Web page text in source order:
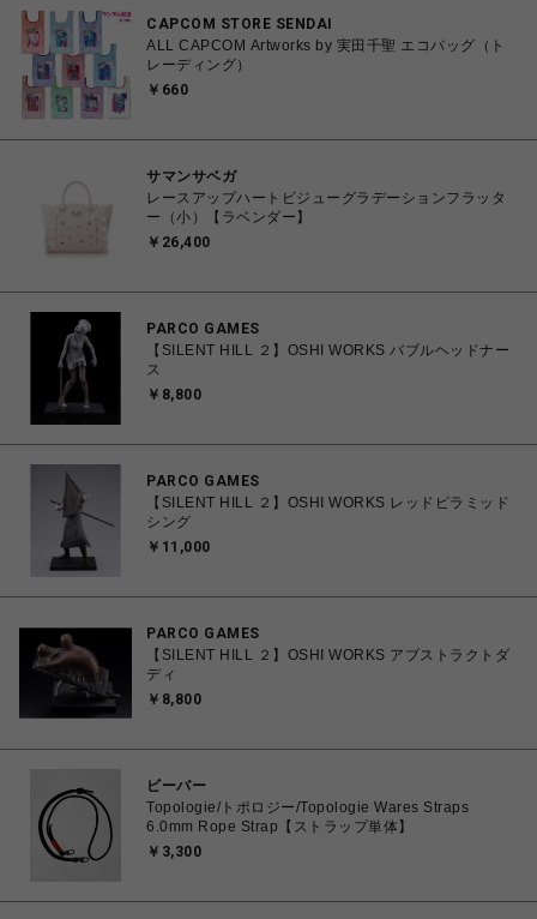
CAPCOM STORE SENDAI
ALL CAPCOM Artworks by 実田千聖 エコバッグ（ト
レーディング）
￥660
サマンサベガ
レースアップハートビジューグラデーションフラッタ
ー（小）【ラベンダー】
￥26,400
PARCO GAMES
【SILENT HILL ２】OSHI WORKS バブルヘッドナー
ス
￥8,800
PARCO GAMES
【SILENT HILL ２】OSHI WORKS レッドピラミッド
シング
￥11,000
PARCO GAMES
【SILENT HILL ２】OSHI WORKS アブストラクトダ
ディ
￥8,800
ビーバー
Topologie/トポロジー/Topologie Wares Straps
6.0mm Rope Strap【ストラップ単体】
￥3,300